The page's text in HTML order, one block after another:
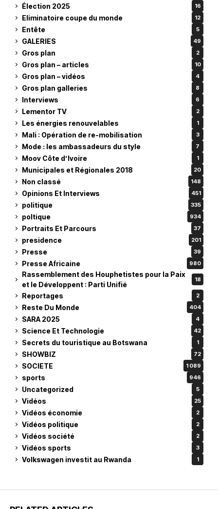
Élection 2025 16
Eliminatoire coupe du monde 12
Entête 5
GALERIES 49
Gros plan 2
Gros plan – articles 10
Gros plan – vidéos 4
Gros plan galleries 8
Interviews 6
Lementor TV 2
Les énergies renouvelables 1
Mali : Opération de re-mobilisation 3
Mode : les ambassadeurs du style 7
Moov Côte d’Ivoire 1
Municipales et Régionales 2018 20
Non classé 148
Opinions Et Interviews 451
politique 335
poltique 934
Portraits Et Parcours 37
presidence 201
Presse 39
Presse Africaine 980
Rassemblement des Houphetistes pour la Paix
et le Développent : Parti Unifié
18
Reportages 2
Reste Du Monde 404
SARA 2025 4
Science Et Technologie 42
Secrets du touristique au Botswana 1
SHOWBIZ 72
SOCIETE 1 089
sports 946
Uncategorized 5
Vidéos 25
Vidéos économie 2
Vidéos politique 2
Vidéos société 2
Vidéos sports 3
Volkswagen investit au Rwanda 1